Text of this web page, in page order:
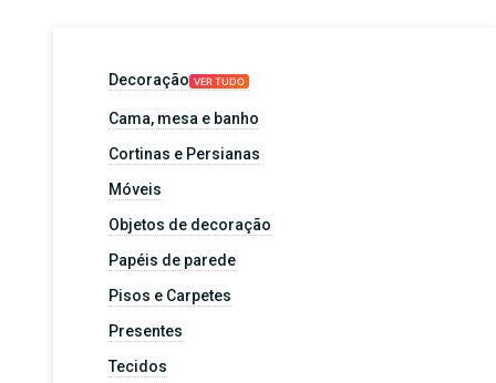
Decoração VER TUDO
Cama, mesa e banho
Cortinas e Persianas
Móveis
Objetos de decoração
Papéis de parede
Pisos e Carpetes
Presentes
Tecidos